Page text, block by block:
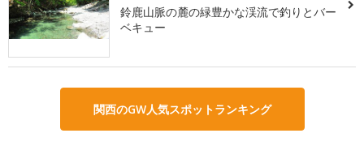
鈴鹿山脈の麓の緑豊かな渓流で釣りとバー
ベキュー
関西のGW人気スポットランキング